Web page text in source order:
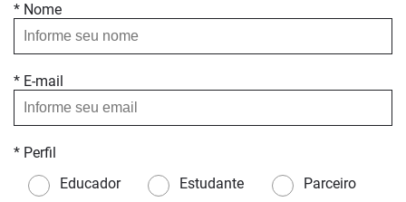
* Nome
* E-mail
* Perfil
Educador
Estudante Parceiro